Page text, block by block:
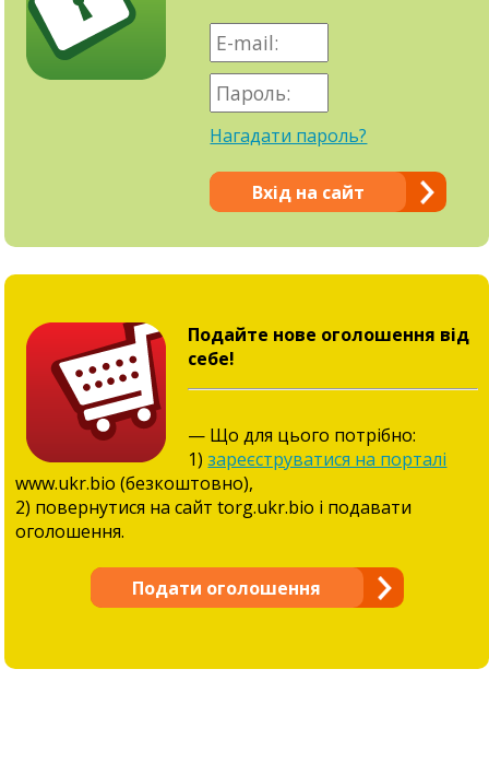
Нагадати пароль?
Вхід на сайт
Подайте нове оголошення від
себе!
— Що для цього потрібно:
1)зареєструватися на порталі
www.ukr.bio (безкоштовно),
2) повернутися на сайт torg.ukr.bio і подавати
оголошення.
Подати оголошення